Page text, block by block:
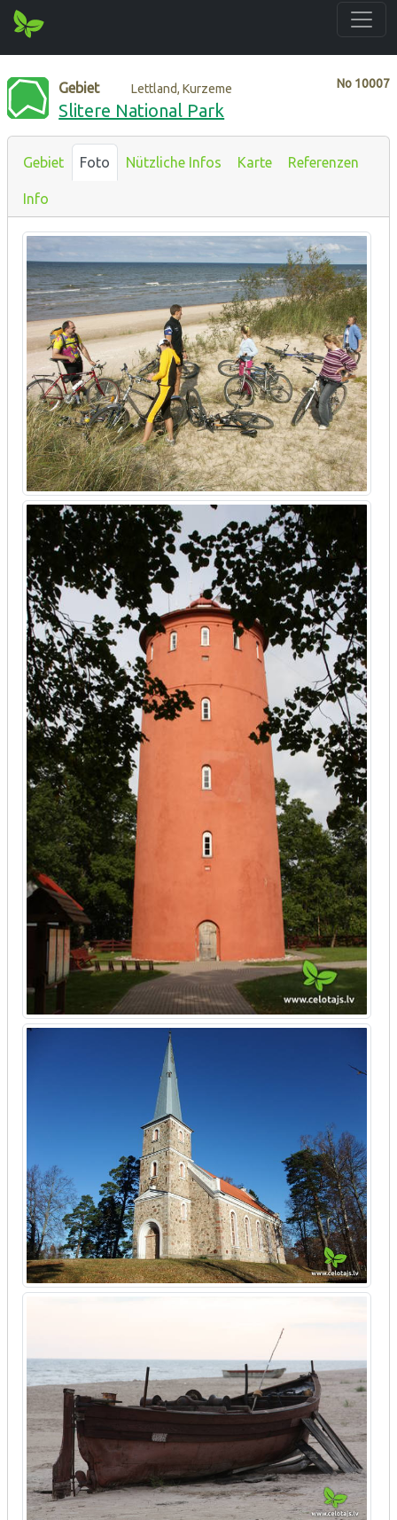
No 10007
Gebiet Lettland, Kurzeme
Slitere National Park
Gebiet Foto Nützliche Infos Karte Referenzen
Info